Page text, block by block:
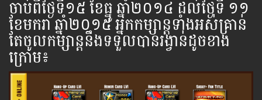
ចាប់ពី​ថ្ងៃ​ទី​​១៥ ខែធ្នូ ឆ្នាំ​២០១៤ ដល់​ថ្ងៃ​ទី ១១
ខែមករា ឆ្នាំ​២០១៥ អ្នក​កម្សាន្ដ​ទាំងអស់​គ្រាន់​
តែ​ចូល​កម្សាន្ដ​នឹង​ទទួល​បាន​រង្វាន់​ដូចខាង ​
ក្រោម​៖